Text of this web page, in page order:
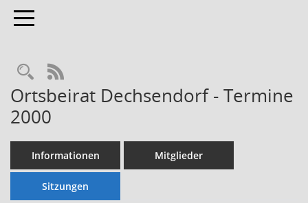
Toggle navigation
Rechercheauswahl
RSS-Feed
Ortsbeirat Dechsendorf - Termine
2000
Informationen Mitglieder
Sitzungen